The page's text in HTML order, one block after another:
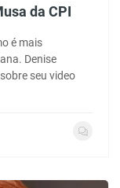
da CPI
é mais
Denise
seu video